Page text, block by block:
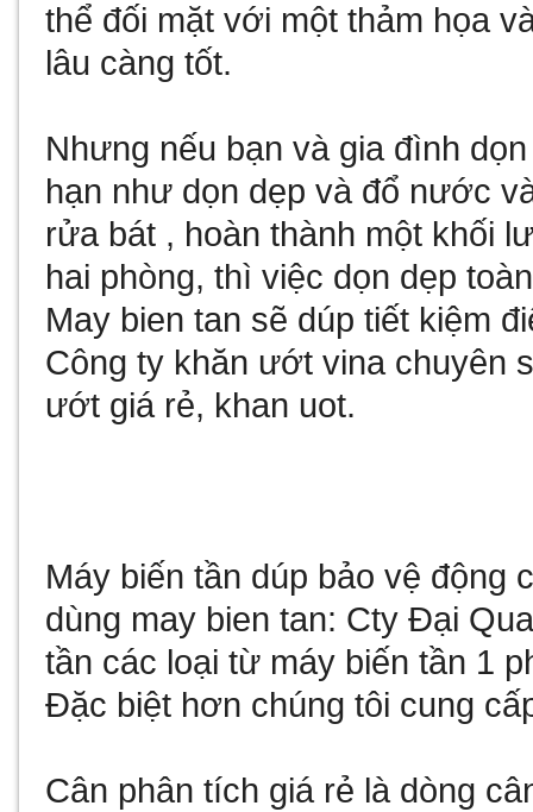
thể đối mặt với một thảm họa
lâu càng tốt.
Nhưng nếu bạn và gia đình
hạn như dọn dẹp và đổ nước
rửa bát , hoàn thành một khối
hai phòng, thì việc dọn dẹp
May bien tan sẽ dúp tiết kiệm
Công ty khăn ướt vina chuyên
ướt giá rẻ, khan uot.
Máy biến tần dúp bảo vệ động
dùng may bien tan: Cty Đại
tần các loại từ máy biến tần 1
Đặc biệt hơn chúng tôi cung
Cân phân tích giá rẻ là dòng